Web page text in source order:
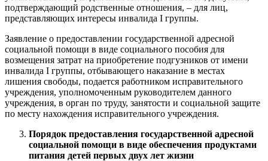
подтверждающий родственные отношения, – для лиц,
представляющих интересы инвалида I группы.
Заявление о предоставлении государственной адресной
социальной помощи в виде социального пособия для
возмещения затрат на приобретение подгузников от имени
инвалида I группы, отбывающего наказание в местах
лишения свободы, подается работником исправительного
учреждения, уполномоченным руководителем данного
учреждения, в орган по труду, занятости и социальной защите
по месту нахождения исправительного учреждения.
Порядок предоставления государственной адресной
социальной помощи в виде обеспечения продуктами
питания детей первых двух лет жизни